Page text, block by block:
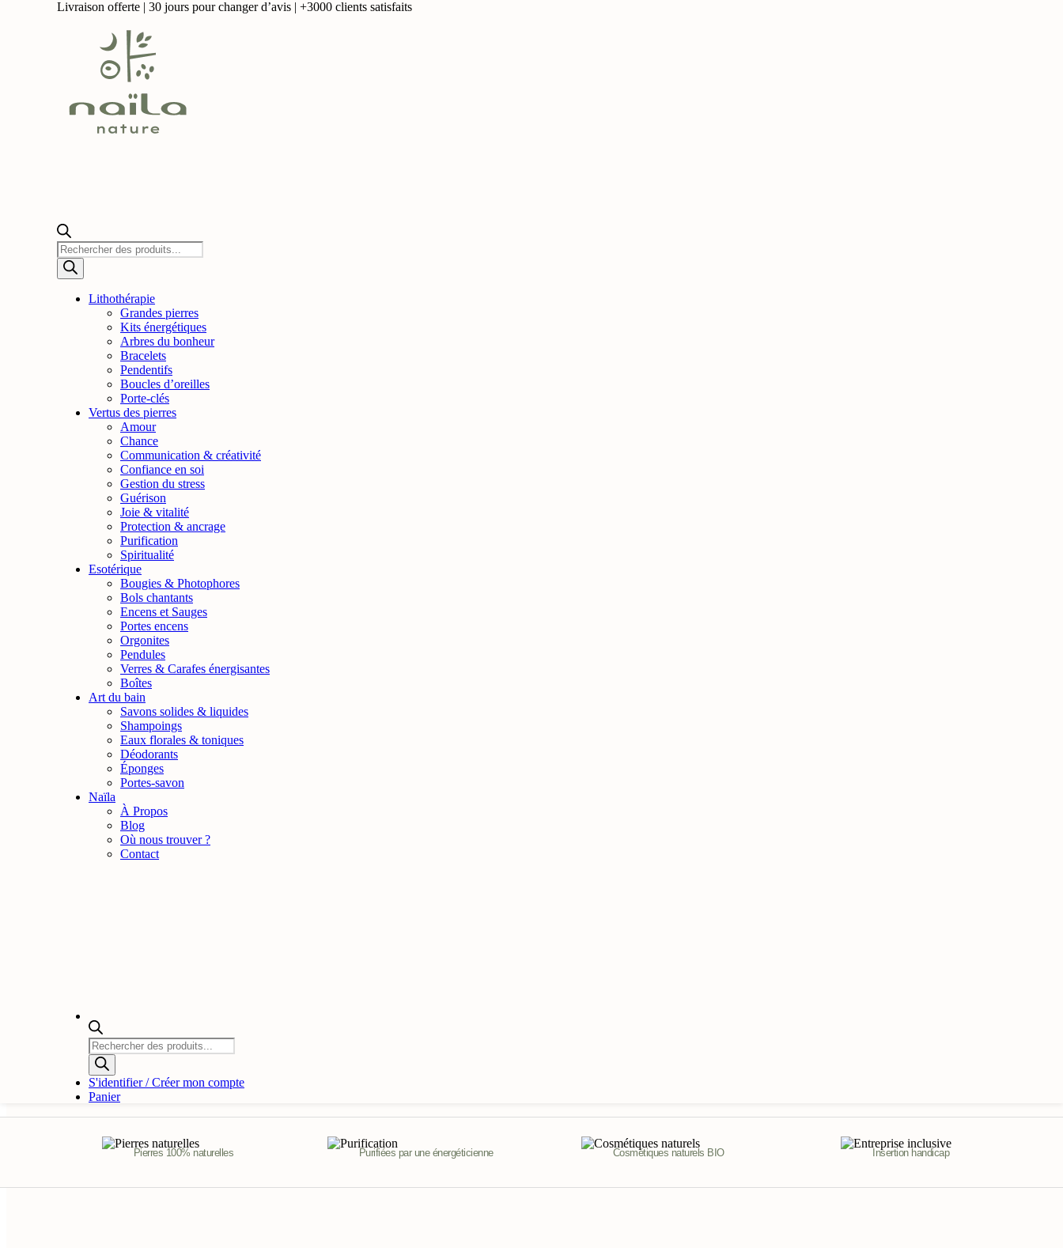
Livraison offerte | 30 jours pour changer d’avis | +3000 clients satisfaits
Recherche
de
produits
Lithothérapie
Grandes pierres
Kits énergétiques
Arbres du bonheur
Bracelets
Pendentifs
Boucles d’oreilles
Porte-clés
Vertus des pierres
Amour
Chance
Communication & créativité
Confiance en soi
Gestion du stress
Guérison
Joie & vitalité
Protection & ancrage
Purification
Spiritualité
Esotérique
Bougies & Photophores
Bols chantants
Encens et Sauges
Portes encens
Orgonites
Pendules
Verres & Carafes énergisantes
Boîtes
Art du bain
Savons solides & liquides
Shampoings
Eaux florales & toniques
Déodorants
Éponges
Portes-savon
Naïla
À Propos
Blog
Où nous trouver ?
Contact
Recherche
de
produits
S'identifier / Créer mon compte
Panier
Pierres 100% naturelles Purifiées par une énergéticienne Cosmétiques naturels BIO Insertion handicap
Art du bain
Shampoings
Découvrez nos shampoings naturels au savon d’Alep et shampoings solides ayurvédiques pour des cheveux éclatants. Formulés à base d’ingrédients naturels et sans additifs nocifs, ces produits respectent la nature de vos cheveux et
de votre cuir chevelu.
Clear allApply
Rupture de stock